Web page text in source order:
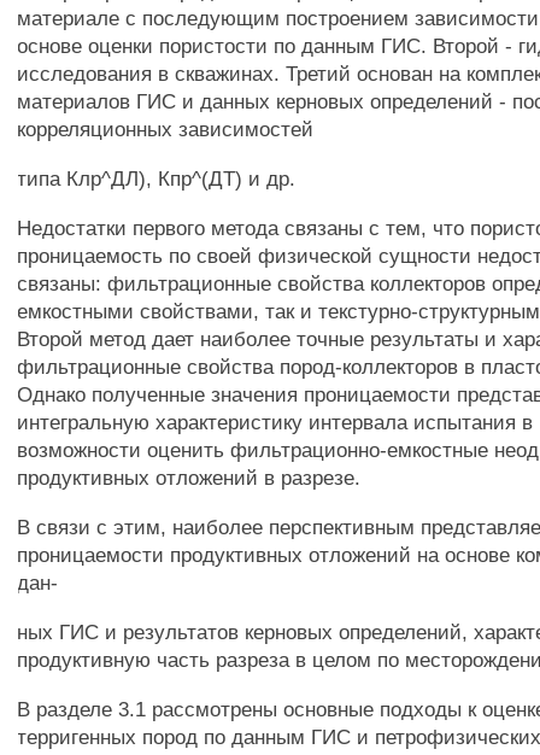
материале с последующим построением
основе оценки пористости по данным ГИС. Второй -
исследования в скважинах. Третий основан на
материалов ГИС и данных керновых определений -
корреляционных зависимостей
типа Клр^ДЛ), Кпр^(ДТ) и др.
Недостатки первого метода связаны с тем, что
проницаемость по своей физической сущности
связаны: фильтрационные свойства коллекторов
емкостными свойствами, так и текстурно-
Второй метод дает наиболее точные результаты и
фильтрационные свойства пород-коллекторов в
Однако полученные значения проницаемости
интегральную характеристику интервала испытания
возможности оценить фильтрационно-емкостные
продуктивных отложений в разрезе.
В связи с этим, наиболее перспективным
проницаемости продуктивных отложений на основе
дан-
ных ГИС и результатов керновых определений,
продуктивную часть разреза в целом по
В разделе 3.1 рассмотрены основные подходы к
терригенных пород по данным ГИС и